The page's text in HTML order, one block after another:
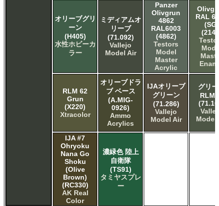
オリーブグリ
ーン
(H405)
水性ホビーカ
ラー
ミディアムオ
リーブ
(71.092)
Vallejo
Model Air
Panzer
Olivgrun
4862
RAL6003
(4862)
Testors
Model
Master
Acrylic
RAL
(SG)
RLM 62
Grun
(X220)
Xtracolor
オリーブドラ
ブ ベース
(A.MIG-
0926)
Ammo
Acrylics
IJAオリーブ
グリーン
(71.286)
Vallejo
Model Air
グリ
Model
IJA #7
Ohryoku
Nana Go
Shoku
(Olive
Brown)
(RC330)
AK Real
Color
濃緑色 陸上
自衛隊
(TS91)
タミヤスプレ
ー